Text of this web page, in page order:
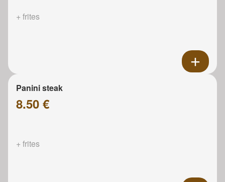
+ frites
Panini steak
8.50 €
+ frites